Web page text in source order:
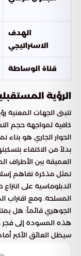
الهدف
الاستراتيجي
قناة الوساطة
الرؤية
تتبنى الجهات المعنية
كافية لمواجهة حجم
الحوار الجاري هو بناء
بدلاً من الاكتفاء
العميقة بين الأطراف
تمثل مذكرة تفاهم
الدبلوماسية على
المسلحة. ومع اقتراب
الجوهري قائماً: هل
هذه المسودة إلى فجر
سيظل العائق الأكبر